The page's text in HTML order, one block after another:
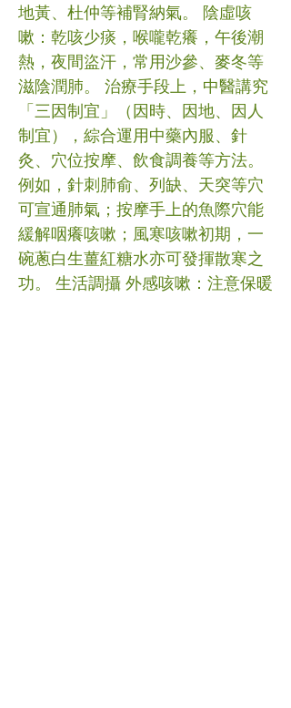
地黃、杜仲等補腎納氣。 陰虛咳
嗽：乾咳少痰，喉嚨乾癢，午後潮
熱，夜間盜汗，常用沙參、麥冬等
滋陰潤肺。 治療手段上，中醫講究
「三因制宜」（因時、因地、因人
制宜），綜合運用中藥內服、針
灸、穴位按摩、飲食調養等方法。
例如，針刺肺俞、列缺、天突等穴
可宣通肺氣；按摩手上的魚際穴能
緩解咽癢咳嗽；風寒咳嗽初期，一
碗蔥白生薑紅糖水亦可發揮散寒之
功。 生活調攝 外感咳嗽：注意保暖